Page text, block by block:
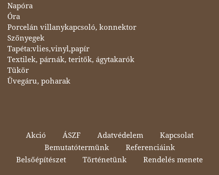
Napóra
Óra
Porcelán villanykapcsoló, konnektor
Szőnyegek
Tapéta:vlies,vinyl,papír
Textilek, párnák, teritők, ágytakarók
Tükör
Üvegáru, poharak
Akció ÁSZF Adatvédelem
Kapcsolat
Bemutatótermünk
Referenciáink
Belsőépítészet
Történetünk Rendelés menete